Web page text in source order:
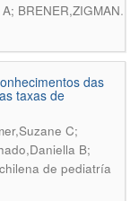
BRENER,ZIGMAN.
das
taxas de
C;
B;
de pediatría